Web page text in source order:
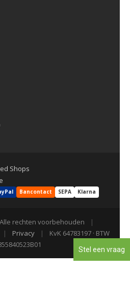
Shops
Bancontact SEPA Klarna
rechten voorbehouden
|
| Privacy |
KvK 64783197 · BTW
Stel een vraag